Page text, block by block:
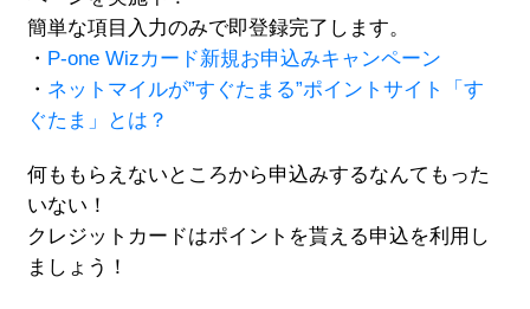
簡単な項目入力のみで即登録完了します。
・ P-one Wizカード新規お申込みキャンペーン
・ ネットマイルが”すぐたまる”ポイントサイト「す
ぐたま」とは？
何ももらえないところから申込みするなんてもった
いない！
クレジットカードはポイントを貰える申込を利用し
ましょう！